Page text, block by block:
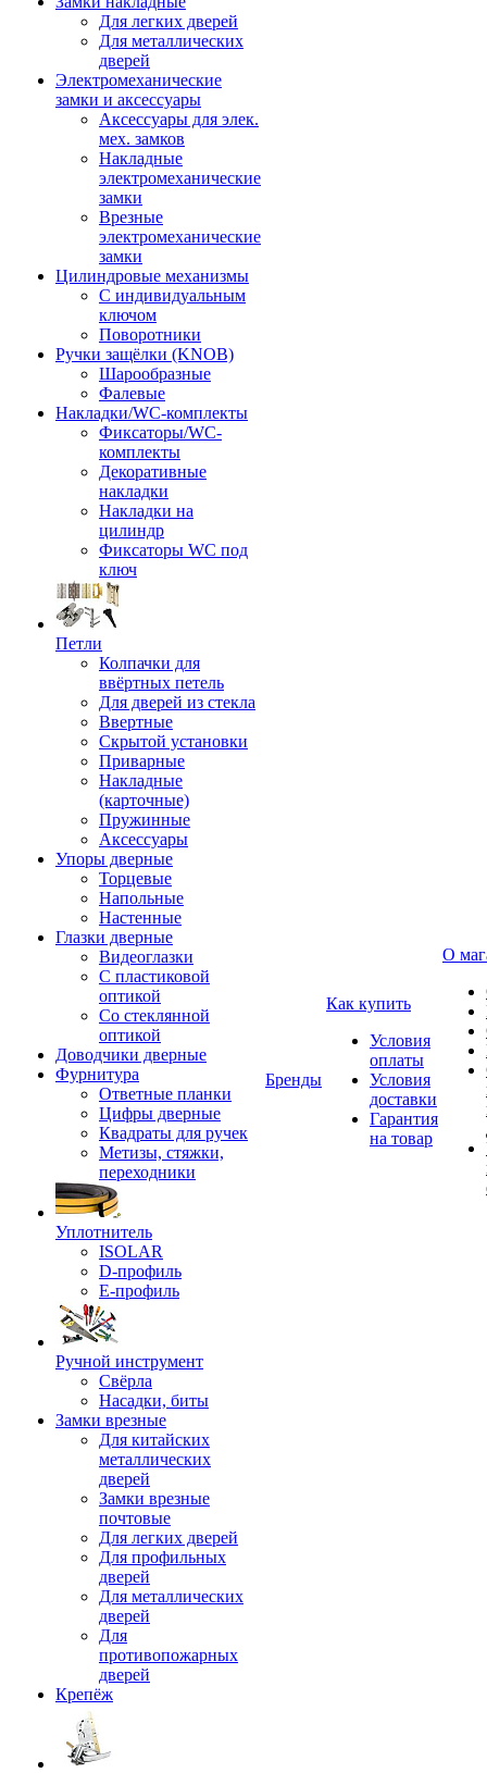
Для легких дверей
Для металлических
дверей
Электромеханические
замки и аксессуары
Аксессуары для элек.
мех. замков
Накладные
электромеханические
замки
Врезные
электромеханические
замки
Цилиндровые механизмы
С индивидуальным
ключом
Поворотники
Ручки защёлки (KNOB)
Шарообразные
Фалевые
Накладки/WC-комплекты
Фиксаторы/WC-
комплекты
Декоративные
накладки
Накладки на
цилиндр
Фиксаторы WC под
ключ
Петли
Колпачки для
ввёртных петель
Для дверей из стекла
Ввертные
Скрытой установки
Приварные
Накладные
(карточные)
Пружинные
Аксессуары
Упоры дверные
Торцевые
Напольные
Настенные
Глазки дверные
Видеоглазки
С пластиковой
оптикой
Со стеклянной
оптикой
Доводчики дверные
Фурнитура
Ответные планки
Цифры дверные
Квадраты для ручек
Метизы, стяжки,
переходники
Уплотнитель
ISOLAR
D-профиль
Е-профиль
Ручной инструмент
Свёрла
Насадки, биты
Замки врезные
Для китайских
металлических
дверей
Замки врезные
почтовые
Для легких дверей
Для профильных
дверей
Для металлических
дверей
Для
противопожарных
дверей
Крепёж
Бренды
Как купить
Условия
оплаты
Условия
доставки
Гарантия
на товар
О